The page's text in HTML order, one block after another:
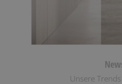
Unsere